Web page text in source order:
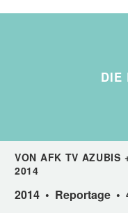
DIE
VON AFK TV AZUBIS
2014
2014 • Reportage •